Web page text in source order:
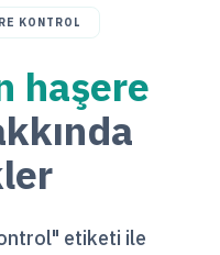
KONTROL
haşere
etiketi ile